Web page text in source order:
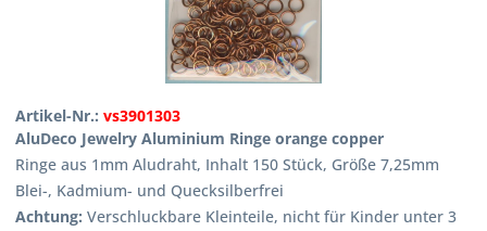
Artikel-Nr.:vs3901303
AluDeco Jewelry Aluminium Ringe orange copper
Ringe aus 1mm Aludraht, Inhalt 150 Stück, Größe 7,25mm
Blei-, Kadmium- und Quecksilberfrei
Achtung: Verschluckbare Kleinteile, nicht für Kinder unter 3